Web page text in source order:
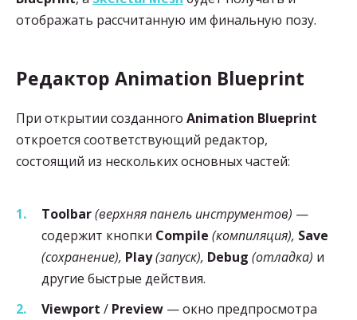
отображать рассчитанную им финальную позу.
Редактор Animation Blueprint
При открытии созданного Animation Blueprint
откроется соответствующий редактор,
состоящий из нескольких основных частей:
Toolbar(верхняя панель инструментов) —
содержит кнопки Compile (компиляция), Save
(сохранение), Play(запуск), Debug (отладка) и
другие быстрые действия.
Viewport / Preview — окно предпросмотра